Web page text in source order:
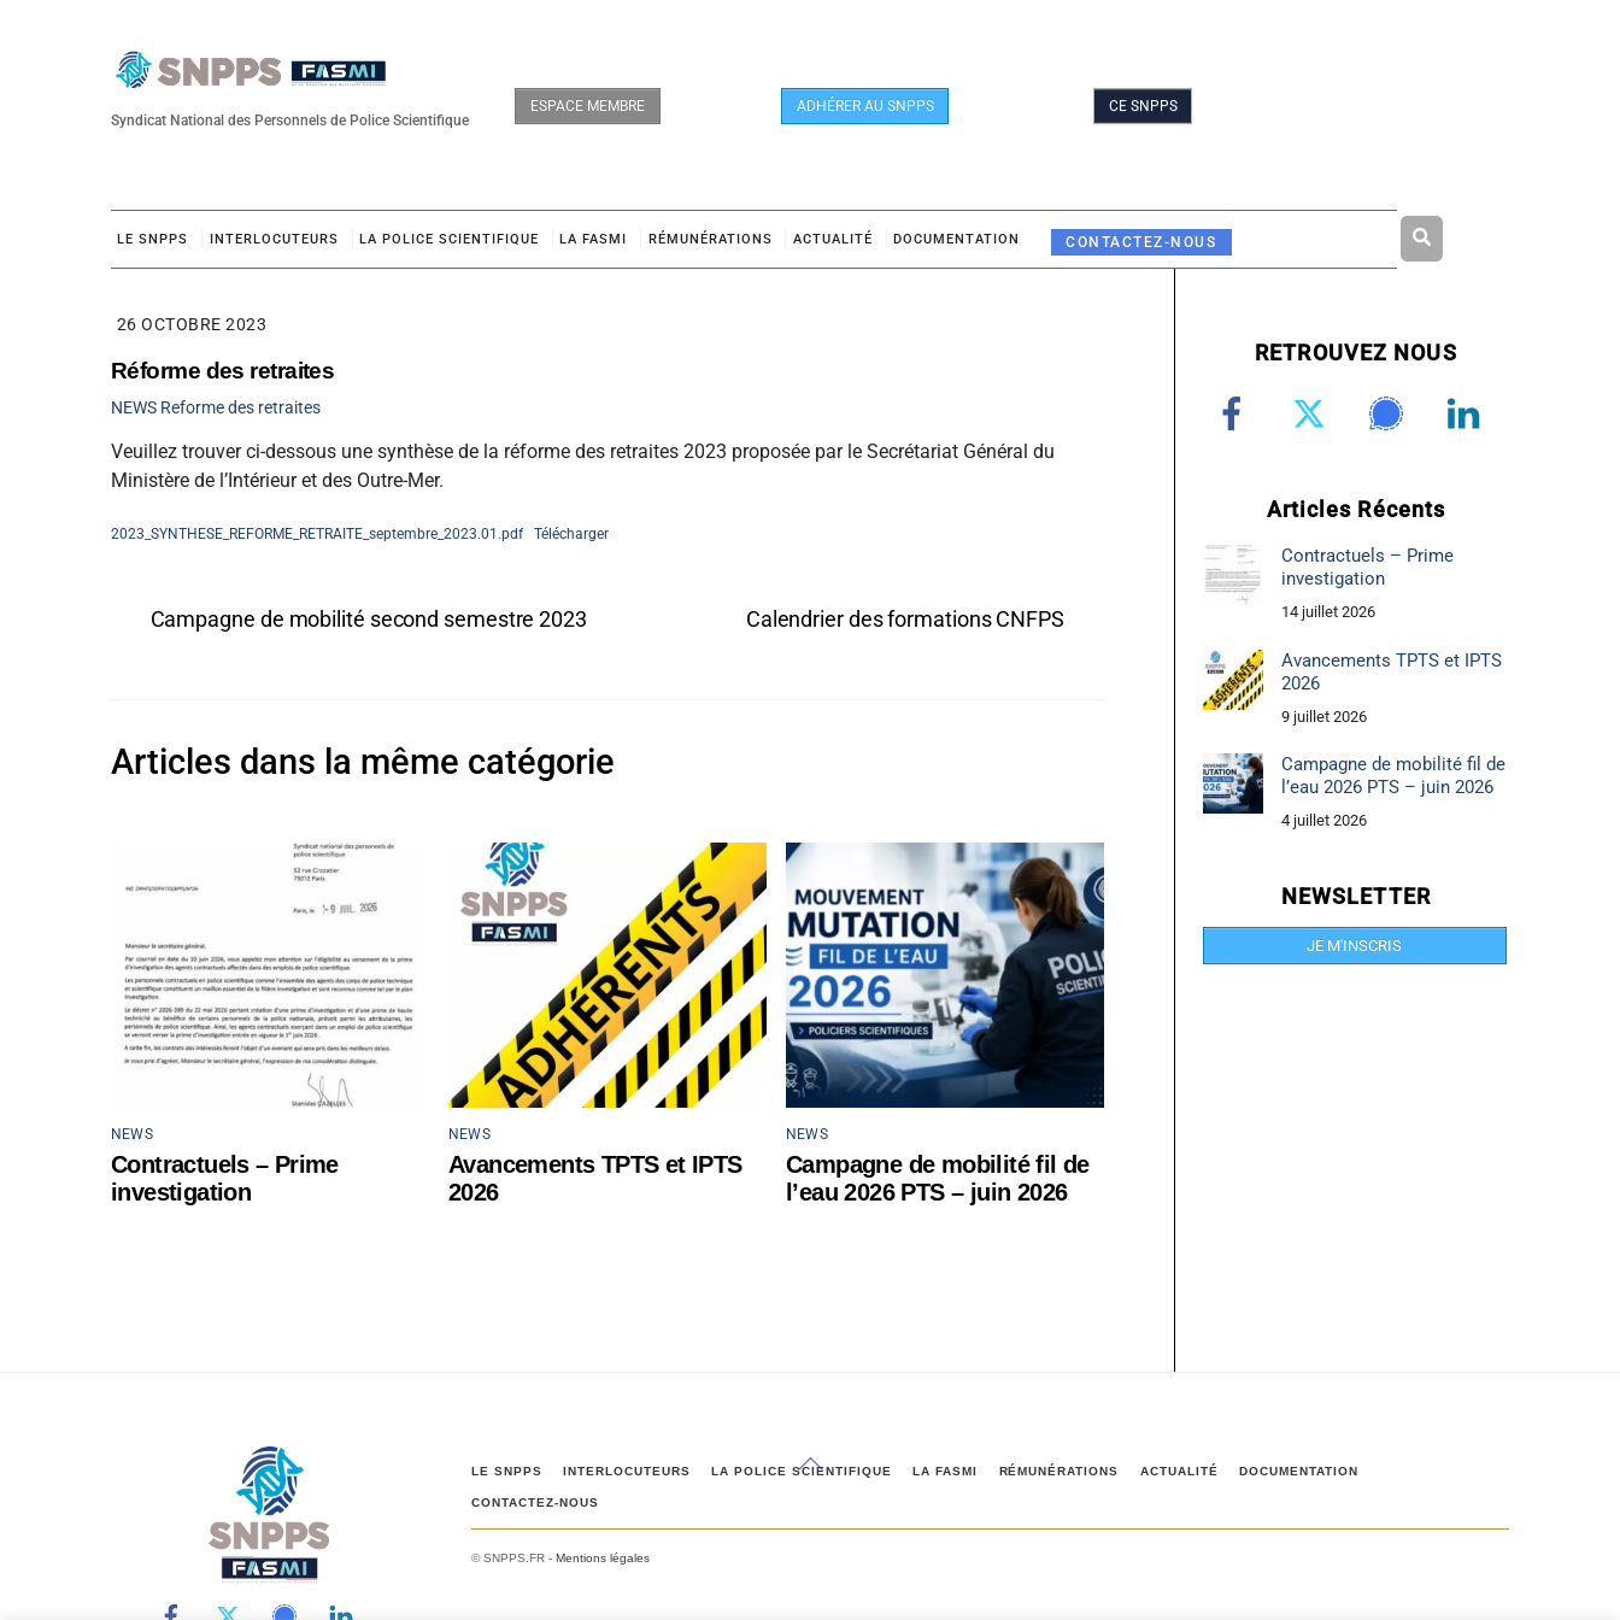
Syndicat National des Personnels de Police Scientifique
LE SNPPS INTERLOCUTEURS LA POLICE SCIENTIFIQUE LA FASMI RÉMUNÉRATIONS ACTUALITÉ DOCUMENTATION CONTACTEZ-NOUS
ESPACE MEMBRE ADHÉRER AU SNPPS CE SNPPS
26 OCTOBRE 2023
Réforme des retraites
NEWS Reforme des retraites
Veuillez trouver ci-dessous une synthèse de la réforme des retraites 2023 proposée par le Secrétariat Général du
Ministère de l’Intérieur et des Outre-Mer.
2023_SYNTHESE_REFORME_RETRAITE_septembre_2023.01.pdf Télécharger
Campagne de mobilité second semestre 2023 Calendrier des formations CNFPS
Articles dans la même catégorie
NEWS
Contractuels – Prime
investigation
NEWS
Avancements TPTS et IPTS
2026
NEWS
Campagne de mobilité fil de
l’eau 2026 PTS – juin 2026
RETROUVEZ NOUS
Articles Récents
Contractuels – Prime
investigation
14 juillet 2026
Avancements TPTS et IPTS
2026
9 juillet 2026
Campagne de mobilité fil de
l’eau 2026 PTS – juin 2026
4 juillet 2026
NEWSLETTER
JE M'INSCRIS
Back
LE SNPPS INTERLOCUTEURS LA POLICE SCIENTIFIQUE LA FASMI RÉMUNÉRATIONS ACTUALITÉ DOCUMENTATION
CONTACTEZ-NOUS
© SNPPS.FR -Mentions légales